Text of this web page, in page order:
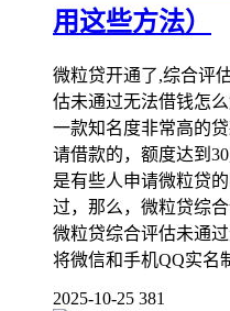
用这些方法）
微粒贷开通了,综合评
估未通过无法借钱怎
一款知名度非常高的
请借款的，额度达到
是有些人申请微粒贷
过，那么，微粒贷综
微粒贷综合评估未通
将微信和手机QQ实名
2025-10-25 381